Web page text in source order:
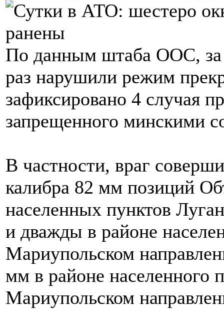
По данным штаба ООС, за
раз нарушили режим
зафиксировано 4 случая
запрещенного минскими
В частности, враг
калибра 82 мм позиций
населенных пунктов
и дважды в районе
Мариупольском
мм в районе населенного
Мариупольском